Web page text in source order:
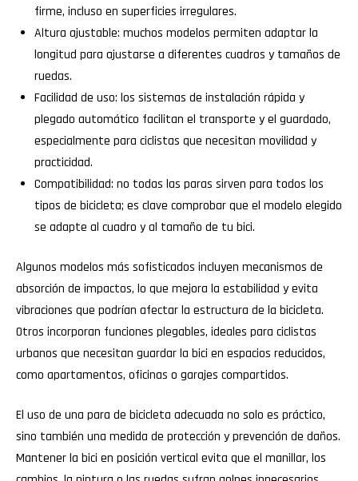
firme, incluso en superficies irregulares.
Altura ajustable: muchos modelos permiten adaptar la
longitud para ajustarse a diferentes cuadros y tamaños de
ruedas.
Facilidad de uso: los sistemas de instalación rápida y
plegado automático facilitan el transporte y el guardado,
especialmente para ciclistas que necesitan movilidad y
practicidad.
Compatibilidad: no todas las paras sirven para todos los
tipos de bicicleta; es clave comprobar que el modelo elegido
se adapte al cuadro y al tamaño de tu bici.
Algunos modelos más sofisticados incluyen mecanismos de
absorción de impactos, lo que mejora la estabilidad y evita
vibraciones que podrían afectar la estructura de la bicicleta.
Otros incorporan funciones plegables, ideales para ciclistas
urbanos que necesitan guardar la bici en espacios reducidos,
como apartamentos, oficinas o garajes compartidos.
El uso de una para de bicicleta adecuada no solo es práctico,
sino también una medida de protección y prevención de daños.
Mantener la bici en posición vertical evita que el manillar, los